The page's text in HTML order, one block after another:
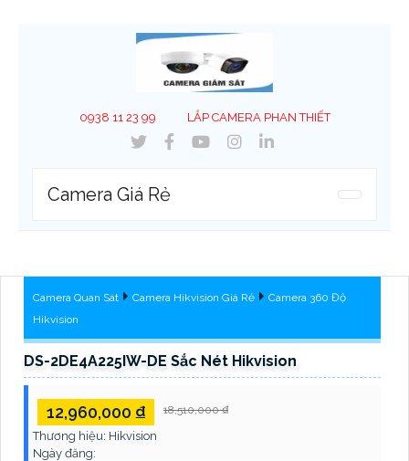
0938 11 23 99 LẮP CAMERA PHAN THIẾT
Camera Giá Rẻ
Camera Quan Sát Camera Hikvision Giá Rẻ
Camera 360 Độ
Hikvision
DS-2DE4A225IW-DE Sắc Nét Hikvision
12,960,000 ₫ 18,510,000 ₫
Thương hiệu: Hikvision
Ngày đăng: